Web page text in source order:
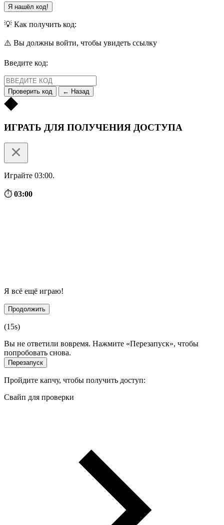
Я нашёл код!
💡 Как получить код:
⚠️ Вы должны войти, чтобы увидеть ссылку
Введите код:
Проверить код ← Назад
ИГРАТЬ ДЛЯ ПОЛУЧЕНИЯ ДОСТУПА
Играйте 03:00.
⏱ 03:00
Я всё ещё играю!
Продолжить
(15s)
Вы не ответили вовремя. Нажмите «Перезапуск», чтобы
попробовать снова.
Перезапуск
Пройдите капчу, чтобы получить доступ:
Свайп для проверки